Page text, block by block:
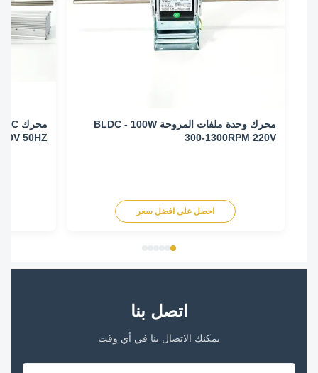
محرك وحدة ملفات المروحة BLDC - 100W
300-1300RPM 220V
احصل على افضل سعر
220V 50HZ
اتصل بنا
يمكنك الاتصال بنا في أي وقت